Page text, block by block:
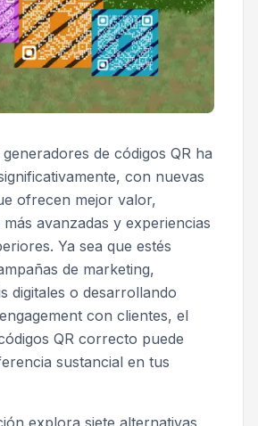
de códigos QR ha
con nuevas
ofrecen mejor valor,
avanzadas y experiencias
Ya sea que estés
de marketing,
digitales o desarrollando
con clientes, el
QR correcto puede
sustancial en tus
explora siete alternativas